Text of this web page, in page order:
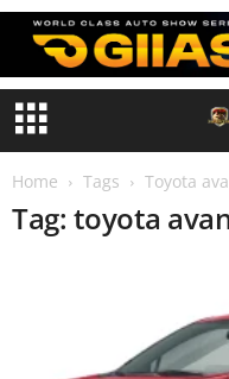
Home Tags Toyota
Tag: toyota